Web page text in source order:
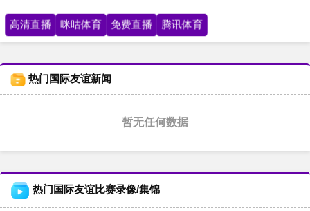
高清直播 咪咕体育 免费直播 腾讯体育
热门国际友谊新闻
暂无任何数据
热门国际友谊比赛录像/集锦